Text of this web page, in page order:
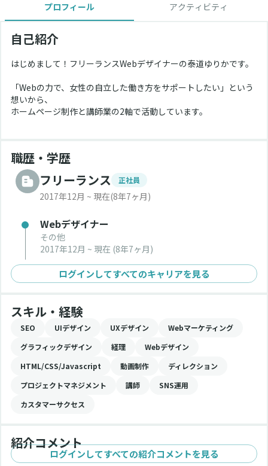
プロフィール アクティビティ
自己紹介
はじめまして！フリーランスWebデザイナーの泰道ゆりかです。
「Webの力で、女性の自立した働き方をサポートしたい」という
想いから、
ホームページ制作と講師業の2軸で活動しています。
職歴・学歴
フリーランス
正社員
2017年12月 ~ 現在(8年7ヶ月)
Webデザイナー
その他
2017年12月 ~ 現在 (8年7ヶ月)
ログインしてすべてのキャリアを見る
スキル・経験
SEO UIデザイン UXデザイン
Webマーケティング
グラフィックデザイン
経理
Webデザイン
HTML/CSS/Javascript
動画制作
ディレクション
プロジェクトマネジメント
講師
SNS運用
カスタマーサクセス
紹介コメント
ログインしてすべての紹介コメントを見る